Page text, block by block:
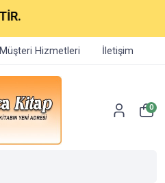
Müşteri Hizmetleri İletişim
0